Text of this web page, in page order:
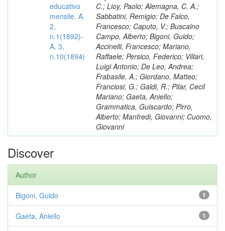
educativo
mensile. A.
2,
n.1(1892)-
A. 3,
n.10(1894)
C.; Lioy, Paolo; Alemagna, C. A.;
Sabbatini, Remigio; De Falco,
Francesco; Caputo, V.; Buscaino
Campo, Alberto; Bigoni, Guido;
Accinelli, Francesco; Mariano,
Raffaele; Persico, Federico; Villari,
Luigi Antonio; De Leo, Andrea;
Frabasile, A.; Giordano, Matteo;
Franciosi, G.; Galdi, R.; Pilar, Cecil
Mariano; Gaeta, Aniello;
Grammatica, Guiscardo; Pirro,
Alberto; Manfredi, Giovanni; Cuomo,
Giovanni
Discover
Author
1
Bigoni, Guido
1
Gaeta, Aniello